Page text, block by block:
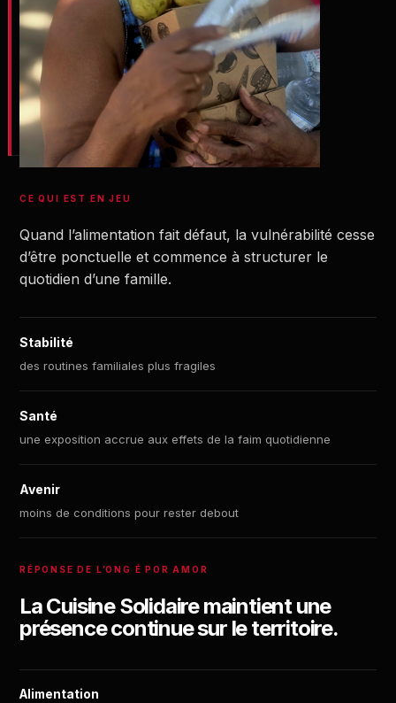
CE QUI EST EN JEU
Quand l’alimentation fait défaut, la vulnérabilité cesse
d’être ponctuelle et commence à structurer le
quotidien d’une famille.
Stabilité
des routines familiales plus fragiles
Santé
une exposition accrue aux effets de la faim quotidienne
Avenir
moins de conditions pour rester debout
RÉPONSE DE L’ONG É POR AMOR
La Cuisine Solidaire maintient une
présence continue sur le territoire.
Alimentation